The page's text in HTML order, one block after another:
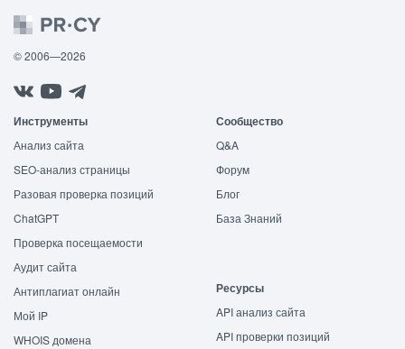
© 2006—2026
Инструменты
Анализ сайта
SEO-анализ страницы
Разовая проверка позиций
ChatGPT
Проверка посещаемости
Аудит сайта
Антиплагиат онлайн
Мой IP
WHOIS домена
Сообщество
Q&A
Форум
Блог
База Знаний
Ресурсы
API анализ сайта
API проверки позиций